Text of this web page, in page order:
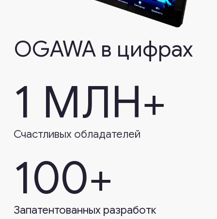
София К (США)
оформление
для своих
кресло Ogawa
поработать с Риком и подобрать
дело, — процесс покупки
доставил настоящее
удовольствие. Настоятельно
Svago Newton
8-800-333-00-51
Дистрибьютор OGAWA в России
Группа компаний «Релакса Стар»